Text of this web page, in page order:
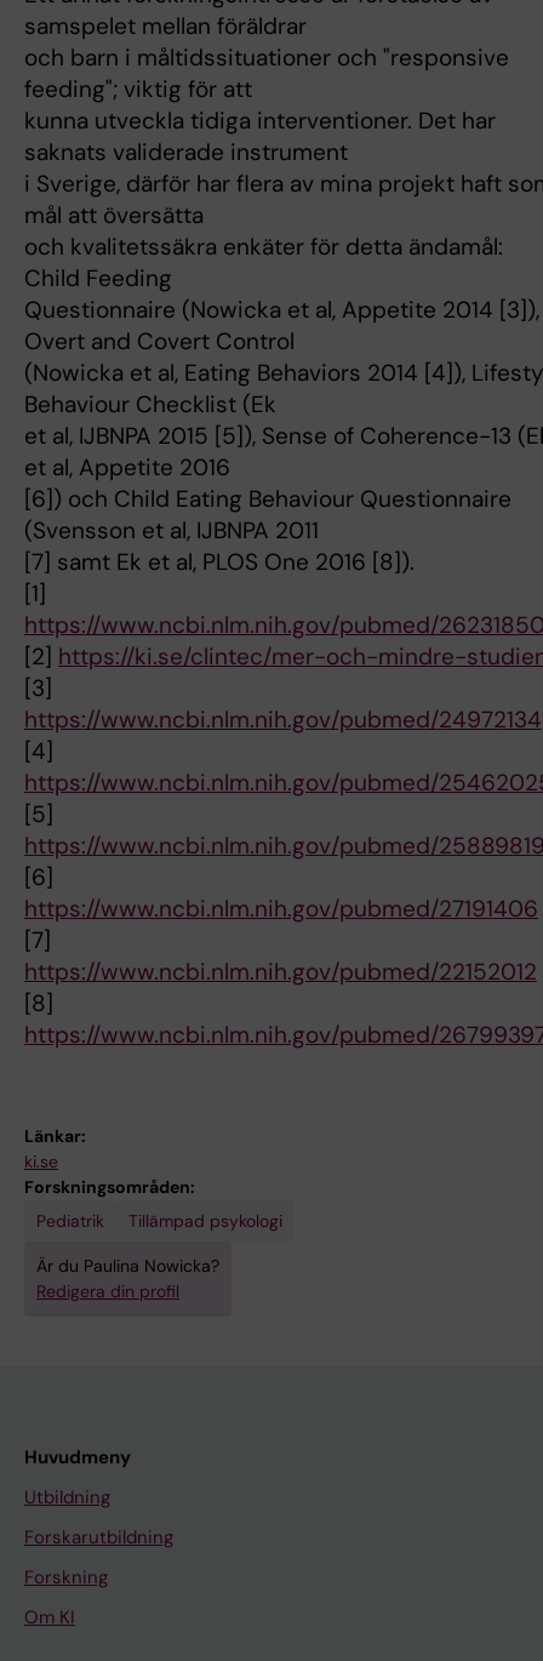
samspelet mellan föräldrar
och barn i måltidssituationer och "responsive
feeding"; viktig för att
kunna utveckla tidiga interventioner. Det har
saknats validerade instrument
i Sverige, därför har flera av mina projekt haft
mål att översätta
och kvalitetssäkra enkäter för detta ändamål:
Child Feeding
Questionnaire (Nowicka et al, Appetite 2014 [3]),
Overt and Covert Control
(Nowicka et al, Eating Behaviors 2014 [4]),
Behaviour Checklist (Ek
et al, IJBNPA 2015 [5]), Sense of Coherence-13
et al, Appetite 2016
[6]) och Child Eating Behaviour Questionnaire
(Svensson et al, IJBNPA 2011
[7] samt Ek et al, PLOS One 2016 [8]).
[1]
https://www.ncbi.nlm.nih.gov/pubmed/
[2] https://ki.se/clintec/mer-och-mindre-
[3]
https://www.ncbi.nlm.nih.gov/pubmed/24972134
[4]
https://www.ncbi.nlm.nih.gov/pubmed/
[5]
https://www.ncbi.nlm.nih.gov/pubmed/
[6]
https://www.ncbi.nlm.nih.gov/pubmed/27191406
[7]
https://www.ncbi.nlm.nih.gov/pubmed/22152012
[8]
https://www.ncbi.nlm.nih.gov/pubmed/
Länkar:
ki.se
Forskningsområden:
Pediatrik
Tillämpad psykologi
Är du Paulina Nowicka?
Redigera din profil
Huvudmeny
Utbildning
Forskarutbildning
Forskning
Om KI